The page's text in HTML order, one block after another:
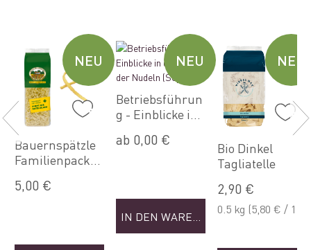
NEU
Bauernspätzle
Familienpacku
5,00 €
NEU
Betriebsführun
g - Einblicke in
Nudeln (Sep)
ab 0,00 €
IN DEN WARENKORB
NEU
Bio Dinkel
Tagliatelle
2,90 €
0.5 kg (5,80 € / 1